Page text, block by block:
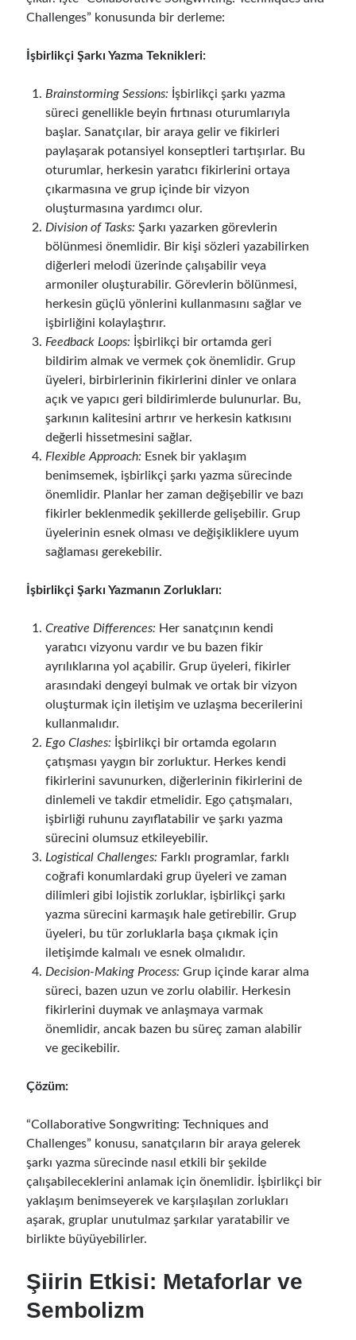
Challenges” konusunda bir derleme:
İşbirlikçi Şarkı Yazma Teknikleri:
Brainstorming Sessions: İşbirlikçi şarkı yazma
süreci genellikle beyin fırtınası oturumlarıyla
başlar. Sanatçılar, bir araya gelir ve fikirleri
paylaşarak potansiyel konseptleri tartışırlar. Bu
oturumlar, herkesin yaratıcı fikirlerini ortaya
çıkarmasına ve grup içinde bir vizyon
oluşturmasına yardımcı olur.
Division of Tasks: Şarkı yazarken görevlerin
bölünmesi önemlidir. Bir kişi sözleri yazabilirken
diğerleri melodi üzerinde çalışabilir veya
armoniler oluşturabilir. Görevlerin bölünmesi,
herkesin güçlü yönlerini kullanmasını sağlar ve
işbirliğini kolaylaştırır.
Feedback Loops: İşbirlikçi bir ortamda geri
bildirim almak ve vermek çok önemlidir. Grup
üyeleri, birbirlerinin fikirlerini dinler ve onlara
açık ve yapıcı geri bildirimlerde bulunurlar. Bu,
şarkının kalitesini artırır ve herkesin katkısını
değerli hissetmesini sağlar.
Flexible Approach: Esnek bir yaklaşım
benimsemek, işbirlikçi şarkı yazma sürecinde
önemlidir. Planlar her zaman değişebilir ve bazı
fikirler beklenmedik şekillerde gelişebilir. Grup
üyelerinin esnek olması ve değişikliklere uyum
sağlaması gerekebilir.
İşbirlikçi Şarkı Yazmanın Zorlukları:
Creative Differences: Her sanatçının kendi
yaratıcı vizyonu vardır ve bu bazen fikir
ayrılıklarına yol açabilir. Grup üyeleri, fikirler
arasındaki dengeyi bulmak ve ortak bir vizyon
oluşturmak için iletişim ve uzlaşma becerilerini
kullanmalıdır.
Ego Clashes: İşbirlikçi bir ortamda egoların
çatışması yaygın bir zorluktur. Herkes kendi
fikirlerini savunurken, diğerlerinin fikirlerini de
dinlemeli ve takdir etmelidir. Ego çatışmaları,
işbirliği ruhunu zayıflatabilir ve şarkı yazma
sürecini olumsuz etkileyebilir.
Logistical Challenges: Farklı programlar, farklı
coğrafi konumlardaki grup üyeleri ve zaman
dilimleri gibi lojistik zorluklar, işbirlikçi şarkı
yazma sürecini karmaşık hale getirebilir. Grup
üyeleri, bu tür zorluklarla başa çıkmak için
iletişimde kalmalı ve esnek olmalıdır.
Decision-Making Process: Grup içinde karar alma
süreci, bazen uzun ve zorlu olabilir. Herkesin
fikirlerini duymak ve anlaşmaya varmak
önemlidir, ancak bazen bu süreç zaman alabilir
ve gecikebilir.
Çözüm:
“Collaborative Songwriting: Techniques and
Challenges” konusu, sanatçıların bir araya gelerek
şarkı yazma sürecinde nasıl etkili bir şekilde
çalışabileceklerini anlamak için önemlidir. İşbirlikçi bir
yaklaşım benimseyerek ve karşılaşılan zorlukları
aşarak, gruplar unutulmaz şarkılar yaratabilir ve
birlikte büyüyebilirler.
Şiirin Etkisi: Metaforlar ve
Sembolizm